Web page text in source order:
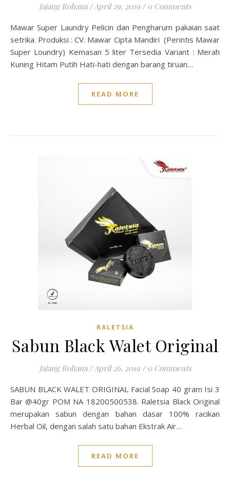
Jajang Rohana /April 29, 2019 / 0 Comments
Mawar Super Laundry Pelicin dan Pengharum pakaian saat
setrika. Produksi : CV. Mawar Cipta Mandiri (Perintis Mawar
Super Loundry) Kemasan 5 liter Tersedia Variant : Merah
Kuning Hitam Putih Hati-hati dengan barang tiruan…
READ MORE
RALETSIA
Sabun Black Walet Original
Jajang Rohana /April 26, 2019 / 0 Comments
SABUN BLACK WALET ORIGINAL Facial Soap 40 gram Isi 3
Bar @40gr POM NA 18200500538. Raletsia Black Original
merupakan sabun dengan bahan dasar 100% racikan
Herbal Oil, dengan salah satu bahan Ekstrak Air…
READ MORE